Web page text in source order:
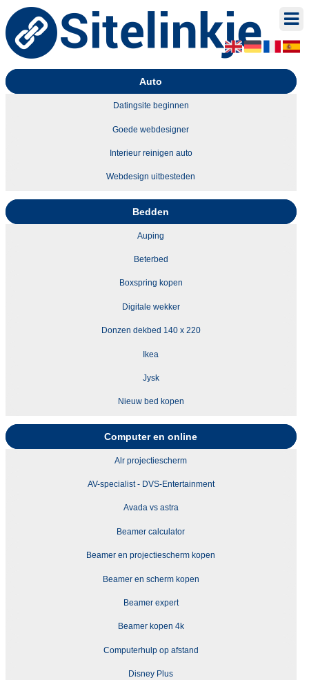
Auto
Datingsite beginnen
Goede webdesigner
Interieur reinigen auto
Webdesign uitbesteden
Bedden
Auping
Beterbed
Boxspring kopen
Digitale wekker
Donzen dekbed 140 x 220
Ikea
Jysk
Nieuw bed kopen
Computer en online
Alr projectiescherm
AV-specialist - DVS-Entertainment
Avada vs astra
Beamer calculator
Beamer en projectiescherm kopen
Beamer en scherm kopen
Beamer expert
Beamer kopen 4k
Computerhulp op afstand
Disney Plus